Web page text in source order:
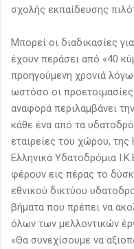
σχολής εκπαίδευσης
Μπορεί οι διαδικασίες
έχουν περάσει από «40
προηγούμενη χρονιά
ωστόσο οι
αναφορά περιλαμβάνει
κάθε ένα από τα
εταιρείες του χώρου, της
Ελληνικά Υδατοδρόμια
φέρουν εις πέρας το
εθνικού δικτύου
βήματα που πρέπει να
όλων των μελλοντικών
«Θα συνεχίσουμε να